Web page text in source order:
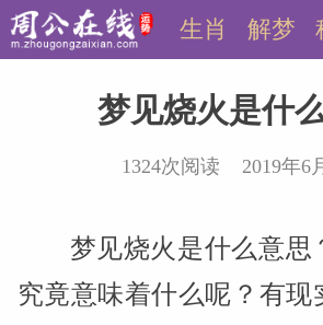
解梦
生肖
梦见烧火是什
1324次阅读 2019年6
梦见烧火是什么意思
究竟意味着什么呢？有现